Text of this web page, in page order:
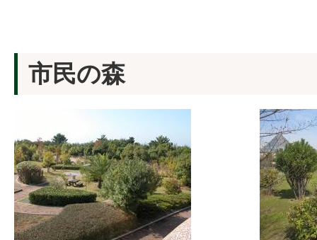
市民の森